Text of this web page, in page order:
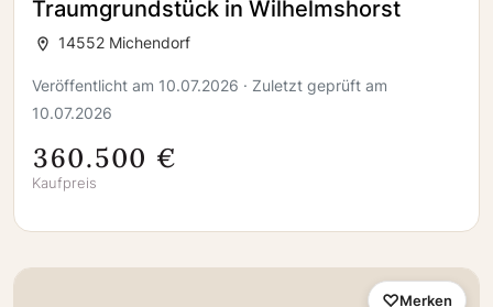
Traumgrundstück in Wilhelmshorst
14552 Michendorf
Veröffentlicht am 10.07.2026 · Zuletzt geprüft am
10.07.2026
360.500 €
Kaufpreis
Merken